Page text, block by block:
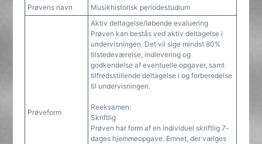
Prøvens navn Musikhistorisk periodestudium
Prøveform
Aktiv deltagelse/løbende evaluering
Prøven kan bestås ved aktiv deltagelse i
undervisningen. Det vil sige mindst 80%
tilstedeværelse, indlevering og
godkendelse af eventuelle opgaver, samt
tilfredsstillende deltagelse i og forberedelse
til undervisningen.
Reeksamen:
Skriftlig
Prøven har form af en individuel skriftlig 7-
dages hjemmeopgave. Emnet, der vælges